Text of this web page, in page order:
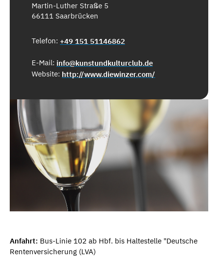
Martin-Luther Straße 5
66111 Saarbrücken
Telefon: +49 151 51146862
E-Mail: info@kunstundkulturclub.de
Website: http://www.diewinzer.com/
Anfahrt: Bus-Linie 102 ab Hbf. bis Haltestelle "Deutsche
Rentenversicherung (LVA)